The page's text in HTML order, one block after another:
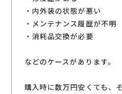
・内外装の状態が悪い
・メンテナンス履歴が不明
・消耗品交換が必要
などのケースがあります。
購入時に数万円安くても、